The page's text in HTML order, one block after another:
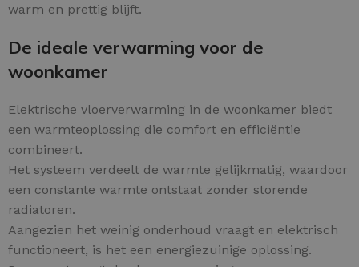
warm en prettig blijft.
De ideale verwarming voor de
woonkamer
Elektrische vloerverwarming in de woonkamer biedt
een warmteoplossing die comfort en efficiëntie
combineert.
Het systeem verdeelt de warmte gelijkmatig, waardoor
een constante warmte ontstaat zonder storende
radiatoren.
Aangezien het weinig onderhoud vraagt en elektrisch
functioneert, is het een energiezuinige oplossing.